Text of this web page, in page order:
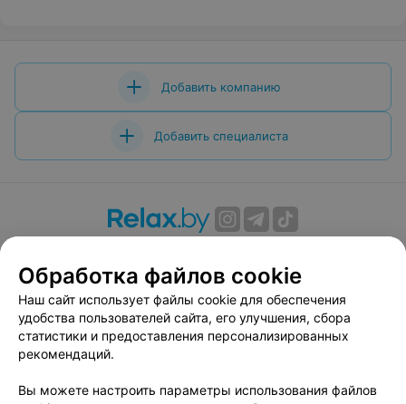
Добавить компанию
Добавить специалиста
Вакансии
Публичный договор
Способы оплаты
Публичный договор по использованию сервиса
«Афиша»
Пользовательское соглашение
Связаться по вопросам сотрудничества
Обработка файлов cookie
Наш сайт использует файлы cookie для обеспечения
удобства пользователей сайта, его улучшения, сбора
статистики и предоставления персонализированных
рекомендаций.
Вы можете настроить параметры использования файлов